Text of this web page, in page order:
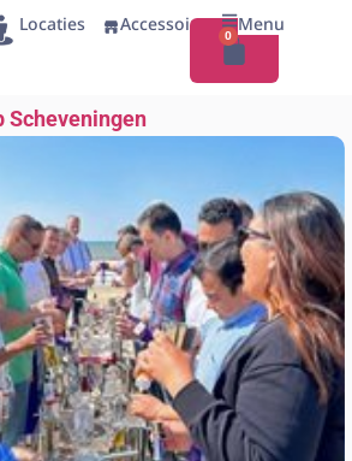
Locaties Accessoires
0
Menu
Scheveningen